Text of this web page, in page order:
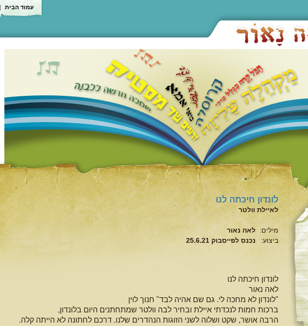
עמוד הבית
לונדון חיכתה לנו
לאיילת וולטר
מילים: לאה נאור
ביצוע:
נכנס לפייסבוק 25.6.21
לונדון חיכתה לנו
לאה נאור
"לונדון לא מחכה לי. גם שם אהיה לבד" חנוך לוין
ברכות חמות לנכדתי איילת ובחיר לבה וולטר שמתחתנים היום בלונדון,
הרבה אושר, שקט ושלוה לשני הזוגות הנהדרים שלנו. דרכם לחתונה לא הייתה קלה.